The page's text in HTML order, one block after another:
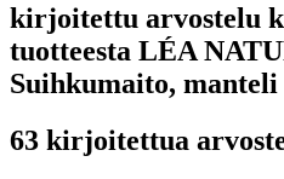
kirjoitettu arvostelu
tuotteesta LÉA
Suihkumaito, manteli
63 kirjoitettua